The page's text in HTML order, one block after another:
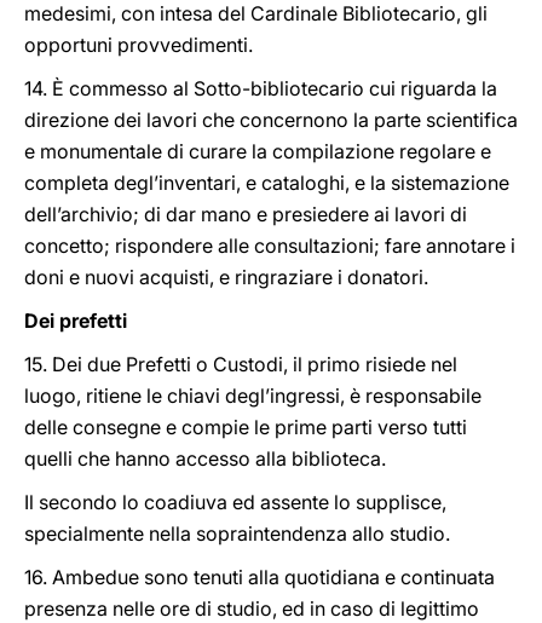
medesimi, con intesa del Cardinale Bibliotecario, gli
opportuni provvedimenti.
14. È commesso al Sotto-bibliotecario cui riguarda la
direzione dei lavori che concernono la parte scientifica
e monumentale di curare la compilazione regolare e
completa degl’inventari, e cataloghi, e la sistemazione
dell’archivio; di dar mano e presiedere ai lavori di
concetto; rispondere alle consultazioni; fare annotare i
doni e nuovi acquisti, e ringraziare i donatori.
Dei prefetti
15. Dei due Prefetti o Custodi, il primo risiede nel
luogo, ritiene le chiavi degl’ingressi, è responsabile
delle consegne e compie le prime parti verso tutti
quelli che hanno accesso alla biblioteca.
Il secondo lo coadiuva ed assente lo supplisce,
specialmente nella sopraintendenza allo studio.
16. Ambedue sono tenuti alla quotidiana e continuata
presenza nelle ore di studio, ed in caso di legittimo